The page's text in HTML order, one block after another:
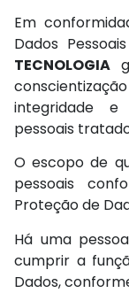
Em
Dados
TECNOLOGIA
integridade e
pessoais
O escopo de
pessoais
Proteção de
Há uma
cumprir a
Dados,